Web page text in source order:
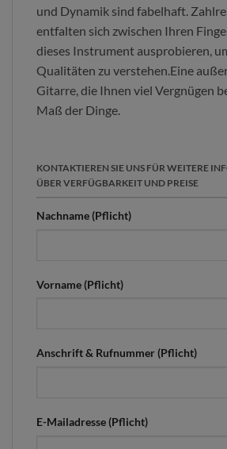
und Dynamik sind fabelhaft.
entfalten sich zwischen Ihren
dieses Instrument ausprobieren,
Qualitäten zu verstehen.Eine
Gitarre, die Ihnen viel Vergnügen
Maß der Dinge.
KONTAKTIEREN SIE UNS FÜR WEITERE
ÜBER VERFÜGBARKEIT UND PREISE
Nachname (Pflicht)
Vorname (Pflicht)
Anschrift & Rufnummer (Pflicht)
E-Mailadresse (Pflicht)